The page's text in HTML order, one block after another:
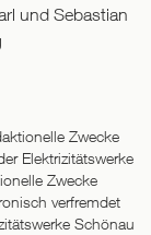
und Sebastian
Zwecke
Elektrizitätswerke
Zwecke
verfremdet
Schönau